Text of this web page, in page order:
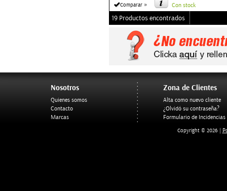
Comparar » Con stock
19 Productos encontrados
Nosotros
Quienes somos
Contacto
Marcas
Zona de Clientes
Alta como nuevo cliente
¿Olvidó su contraseña?
Formulario de Incidencias
Copyright © 2026 |